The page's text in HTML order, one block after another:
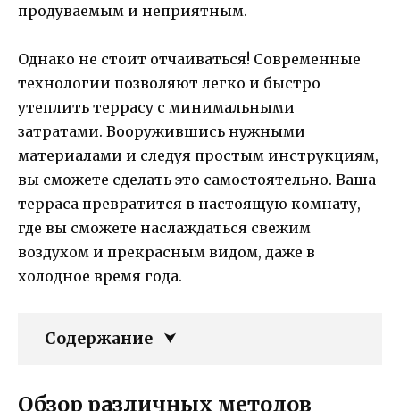
продуваемым и неприятным.
Однако не стоит отчаиваться! Современные
технологии позволяют легко и быстро
утеплить террасу с минимальными
затратами. Вооружившись нужными
материалами и следуя простым инструкциям,
вы сможете сделать это самостоятельно. Ваша
терраса превратится в настоящую комнату,
где вы сможете наслаждаться свежим
воздухом и прекрасным видом, даже в
холодное время года.
Содержание
Обзор различных методов